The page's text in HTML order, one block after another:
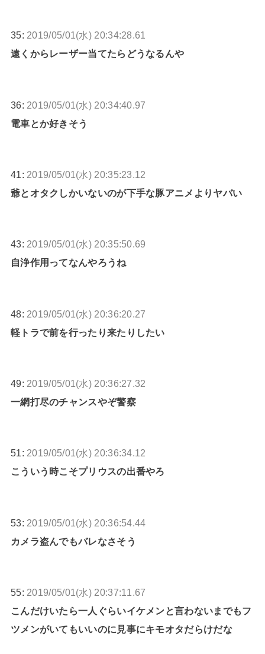
35: 2019/05/01(水) 20:34:28.61
遠くからレーザー当てたらどうなるんや
36: 2019/05/01(水) 20:34:40.97
電車とか好きそう
41: 2019/05/01(水) 20:35:23.12
爺とオタクしかいないのが下手な豚アニメよりヤバい
43: 2019/05/01(水) 20:35:50.69
自浄作用ってなんやろうね
48: 2019/05/01(水) 20:36:20.27
軽トラで前を行ったり来たりしたい
49: 2019/05/01(水) 20:36:27.32
一網打尽のチャンスやぞ警察
51: 2019/05/01(水) 20:36:34.12
こういう時こそプリウスの出番やろ
53: 2019/05/01(水) 20:36:54.44
カメラ盗んでもバレなさそう
55: 2019/05/01(水) 20:37:11.67
こんだけいたら一人ぐらいイケメンと言わないまでもフ
ツメンがいてもいいのに見事にキモオタだらけだな